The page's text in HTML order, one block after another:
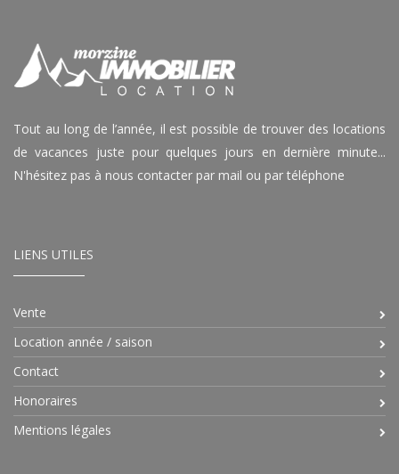
Tout au long de l’année, il est possible de trouver des locations
de vacances juste pour quelques jours en dernière minute...
N'hésitez pas à nous contacter par mail ou par téléphone
LIENS UTILES
Vente
Location année / saison
Contact
Honoraires
Mentions légales